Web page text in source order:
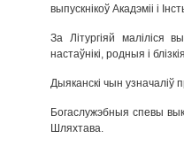
выпускнікоў Акадэміі і
За Літургіяй маліліся
настаўнікі, родныя і
Дыяканскі чын узначаліў
Богаслужэбныя спевы
Шляхтава.